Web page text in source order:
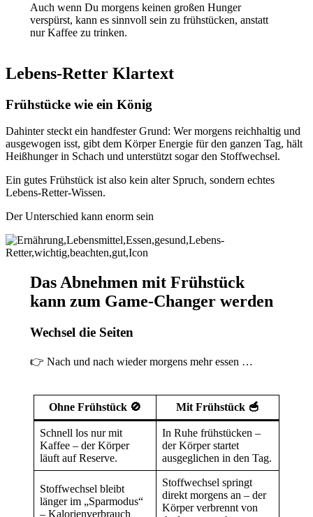
Auch wenn Du morgens keinen großen Hunger
verspürst, kann es sinnvoll sein zu frühstücken, anstatt
nur Kaffee zu trinken.
Lebens-Retter Klartext
Frühstücke wie ein König
Dahinter steckt ein handfester Grund: Wer morgens reichhaltig und
ausgewogen isst, gibt dem Körper Energie für den ganzen Tag, hält
Heißhunger in Schach und unterstützt sogar den Stoffwechsel.
Ein gutes Frühstück ist also kein alter Spruch, sondern echtes
Lebens-Retter-Wissen.
Der Unterschied kann enorm sein
Das Abnehmen mit Frühstück
kann zum Game-Changer werden
Wechsel die Seiten
👉 Nach und nach wieder morgens mehr essen …
Ohne Frühstück 🚫 Mit Frühstück 🥣
Schnell los nur mit
Kaffee – der Körper
läuft auf Reserve.
In Ruhe frühstücken –
der Körper startet
ausgeglichen in den Tag.
Stoffwechsel bleibt
länger im „Sparmodus“
– Kalorien­verbrauch
Stoffwechsel springt
direkt morgens an – der
Körper verbrennt von